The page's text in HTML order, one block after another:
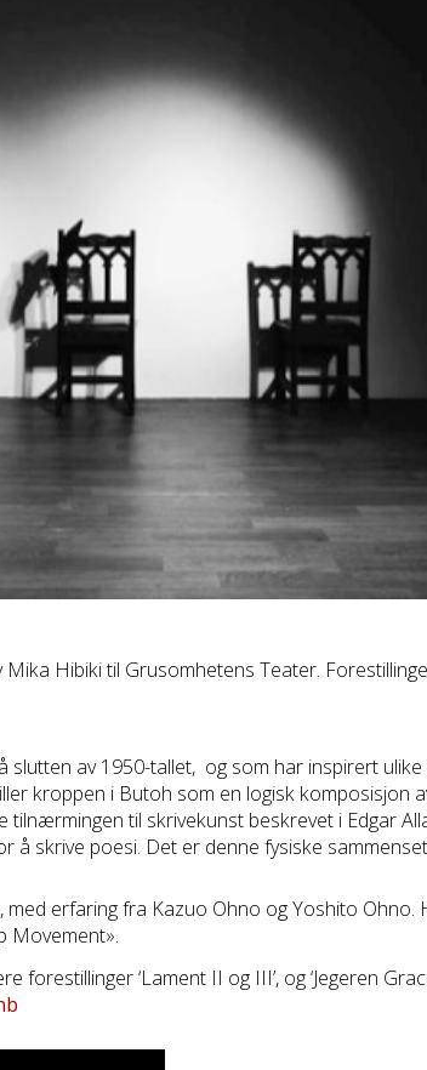
Hibiki til Grusomhetens Teater.
av 1950-tallet, og som har inspirert
kroppen i Butoh som en logisk komposisjon
til skrivekunst beskrevet i Edgar
skrive poesi. Det er denne fysiske
erfaring fra Kazuo Ohno og Yoshito
Movement».
‘Lament II og III’, og ‘Jegeren